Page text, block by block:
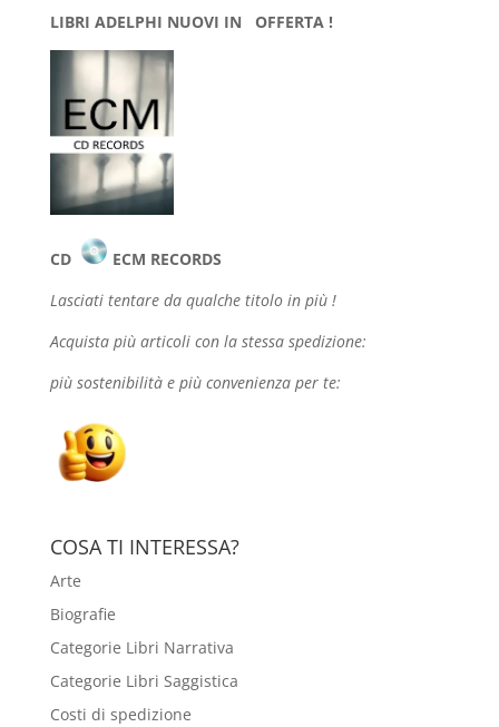
LIBRI ADELPHI NUOVI IN OFFERTA !
CD
ECM RECORDS
Lasciati tentare da qualche titolo in più !
Acquista più articoli con la stessa spedizione:
più sostenibilità e più convenienza per te:
COSA TI INTERESSA?
Arte
Biografie
Categorie Libri Narrativa
Categorie Libri Saggistica
Costi di spedizione